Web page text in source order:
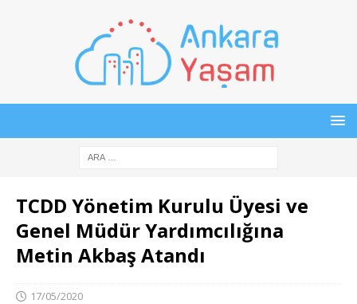
TCDD Yönetim Kurulu Üyesi ve
Genel Müdür Yardımcılığına
Metin Akbaş Atandı
17/05/2020